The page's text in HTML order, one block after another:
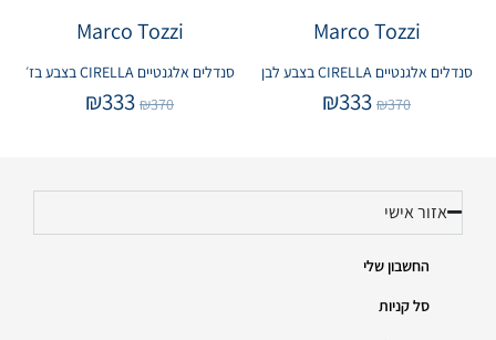
Marco Tozzi
סנדלים אלגנטיים CIRELLA בצבע לבן
₪370
₪333
Marco Tozzi
סנדלים אלגנטיים CIRELLA בצבע בז׳
₪370
₪333
אזור אישי
החשבון שלי
סל קניות